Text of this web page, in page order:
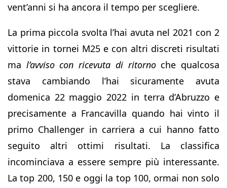
vent’anni si ha ancora il tempo per scegliere.
La prima piccola svolta l’hai avuta nel 2021 con 2
vittorie in tornei M25 e con altri discreti risultati
ma l’avviso con ricevuta di ritornoche qualcosa
stava cambiando l’hai sicuramente avuta
domenica 22 maggio 2022 in terra d’Abruzzo e
precisamente a Francavilla quando hai vinto il
primo Challenger in carriera a cui hanno fatto
seguito altri ottimi risultati. La classifica
incominciava a essere sempre più interessante.
La top 200, 150 e oggi la top 100, ormai non solo